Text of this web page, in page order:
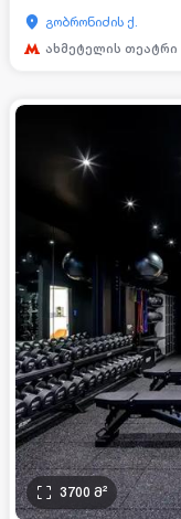
გობრონიძის ქ.
ახმეტელის თეატრი
3700 მ²